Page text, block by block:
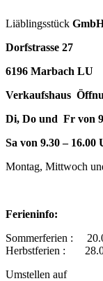
Liäblingsstück
Dorfstrasse 27
6196 Marbach LU
Verkaufshaus
Di, Do und Fr von
Sa von 9.30 – 16.00
Montag, Mittwoch
Ferieninfo:
Sommerferien :
Herbstferien :
Umstellen auf